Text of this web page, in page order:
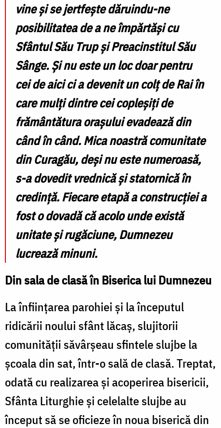
vine și se jertfește dăruindu-ne
posibilitatea de a ne împărtăși cu
Sfântul Său Trup și Preacinstitul Său
Sânge. Și nu este un loc doar pentru
cei de aici ci a devenit un colț de Rai în
care mulți dintre cei copleșiți de
frământătura orașului evadează din
când în când. Mica noastră comunitate
din Curagău, deși nu este numeroasă,
s-a dovedit vrednică și statornică în
credință. Fiecare etapă a construcției a
fost o dovadă că acolo unde există
unitate și rugăciune, Dumnezeu
lucrează minuni.
Din sala de clasă în Biserica lui Dumnezeu
La înființarea parohiei și la începutul
ridicării noului sfânt lăcaș, slujitorii
comunității săvârșeau sfintele slujbe la
școala din sat, într-o sală de clasă. Treptat,
odată cu realizarea și acoperirea bisericii,
Sfânta Liturghie și celelalte slujbe au
început să se oficieze în noua biserică din